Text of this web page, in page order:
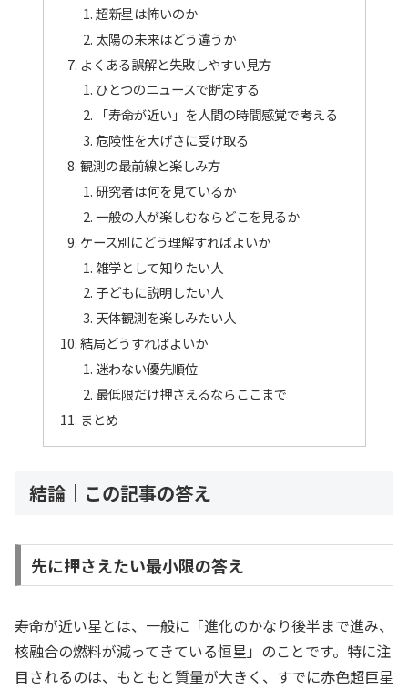
超新星は怖いのか
太陽の未来はどう違うか
よくある誤解と失敗しやすい見方
ひとつのニュースで断定する
「寿命が近い」を人間の時間感覚で考える
危険性を大げさに受け取る
観測の最前線と楽しみ方
研究者は何を見ているか
一般の人が楽しむならどこを見るか
ケース別にどう理解すればよいか
雑学として知りたい人
子どもに説明したい人
天体観測を楽しみたい人
結局どうすればよいか
迷わない優先順位
最低限だけ押さえるならここまで
まとめ
結論｜この記事の答え
先に押さえたい最小限の答え
寿命が近い星とは、一般に「進化のかなり後半まで進み、
核融合の燃料が減ってきている恒星」のことです。特に注
目されるのは、もともと質量が大きく、すでに赤色超巨星